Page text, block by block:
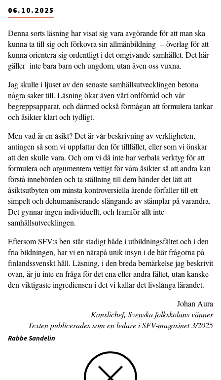
06.10.2025
Denna sorts läsning har visat sig vara avgörande för att man ska
kunna ta till sig och förkovra sin allmänbildning – överlag för att
kunna orientera sig ordentligt i det omgivande samhället. Det här
gäller inte bara barn och ungdom, utan även oss vuxna.
Jag skulle i ljuset av den senaste samhällsutvecklingen betona
några saker till. Läsning ökar även vårt ordförråd och vår
begreppsapparat, och därmed också förmågan att formulera tankar
och åsikter klart och tydligt.
Men vad är en åsikt? Det är vår beskrivning av verkligheten,
antingen så som vi uppfattar den för tillfället, eller som vi önskar
att den skulle vara. Och om vi då inte har verbala verktyg för att
formulera och argumentera vettigt för våra åsikter så att andra kan
förstå innebörden och ta ställning till dem händer det lätt att
åsiktsutbyten om minsta kontroversiella ärende förfaller till ett
simpelt och dehumaniserande slängande av stämplar på varandra.
Det gynnar ingen individuellt, och framför allt inte
samhällsutvecklingen.
Eftersom SFV:s ben står stadigt både i utbildningsfältet och i den
fria bildningen, har vi en närapå unik insyn i de här frågorna på
finlandssvenskt håll. Läsning, i den breda bemärkelse jag beskrivit
ovan, är ju inte en fråga för det ena eller andra fältet, utan kanske
den viktigaste ingrediensen i det vi kallar det livslånga lärandet.
Johan Aura
Kanslichef, Svenska folkskolans vänner
Texten publicerades som en ledare i SFV-magasinet 3/2025
Rabbe Sandelin